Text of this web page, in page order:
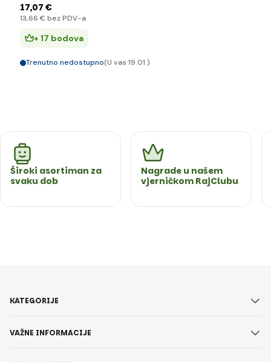
17,07 €
13,66 € bez PDV-a
+ 17 bodova
Trenutno nedostupno(U vas 19.01.)
Široki asortiman za
svaku dob
Nagrade u našem
vjerničkom RajClubu
KATEGORIJE
VAŽNE INFORMACIJE